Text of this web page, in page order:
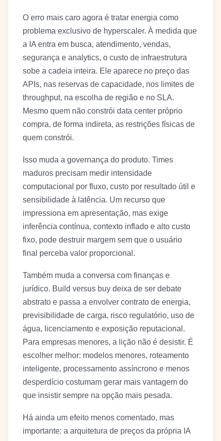
O erro mais caro agora é tratar energia como
problema exclusivo de hyperscaler. À medida que
a IA entra em busca, atendimento, vendas,
segurança e analytics, o custo de infraestrutura
sobe a cadeia inteira. Ele aparece no preço das
APIs, nas reservas de capacidade, nos limites de
throughput, na escolha de região e no SLA.
Mesmo quem não constrói data center próprio
compra, de forma indireta, as restrições físicas de
quem constrói.
Isso muda a governança do produto. Times
maduros precisam medir intensidade
computacional por fluxo, custo por resultado útil e
sensibilidade à latência. Um recurso que
impressiona em apresentação, mas exige
inferência contínua, contexto inflado e alto custo
fixo, pode destruir margem sem que o usuário
final perceba valor proporcional.
Também muda a conversa com finanças e
jurídico. Build versus buy deixa de ser debate
abstrato e passa a envolver contrato de energia,
previsibilidade de carga, risco regulatório, uso de
água, licenciamento e exposição reputacional.
Para empresas menores, a lição não é desistir. É
escolher melhor: modelos menores, roteamento
inteligente, processamento assíncrono e menos
desperdício costumam gerar mais vantagem do
que insistir sempre na opção mais pesada.
Há ainda um efeito menos comentado, mas
importante: a arquitetura de preços da própria IA